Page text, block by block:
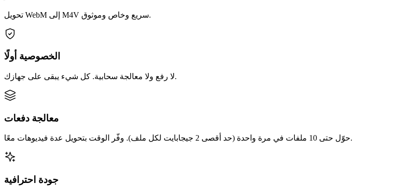
تحويل WebM إلى M4V سريع وخاص وموثوق.
الخصوصية أولًا
لا رفع ولا معالجة سحابية. كل شيء يبقى على جهازك.
معالجة دفعات
حوّل حتى 10 ملفات في مرة واحدة (حد أقصى 2 جيجابايت لكل ملف). وفّر الوقت بتحويل عدة فيديوهات معًا.
جودة احترافية